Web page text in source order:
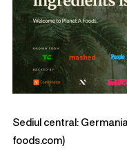
Sediul central:
foods.com)